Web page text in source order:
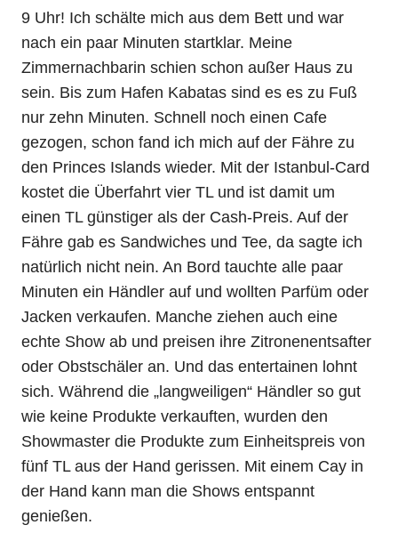
9 Uhr! Ich schälte mich aus dem Bett und war
nach ein paar Minuten startklar. Meine
Zimmernachbarin schien schon außer Haus zu
sein. Bis zum Hafen Kabatas sind es es zu Fuß
nur zehn Minuten. Schnell noch einen Cafe
gezogen, schon fand ich mich auf der Fähre zu
den Princes Islands wieder. Mit der Istanbul-Card
kostet die Überfahrt vier TL und ist damit um
einen TL günstiger als der Cash-Preis. Auf der
Fähre gab es Sandwiches und Tee, da sagte ich
natürlich nicht nein. An Bord tauchte alle paar
Minuten ein Händler auf und wollten Parfüm oder
Jacken verkaufen. Manche ziehen auch eine
echte Show ab und preisen ihre Zitronenentsafter
oder Obstschäler an. Und das entertainen lohnt
sich. Während die „langweiligen“ Händler so gut
wie keine Produkte verkauften, wurden den
Showmaster die Produkte zum Einheitspreis von
fünf TL aus der Hand gerissen. Mit einem Cay in
der Hand kann man die Shows entspannt
genießen.